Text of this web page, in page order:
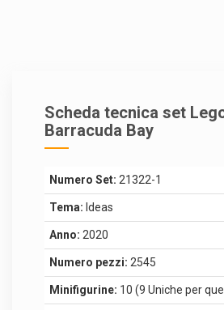
Scheda tecnica set
Barracuda Bay
Numero Set: 21322-1
Tema: Ideas
Anno: 2020
Numero pezzi: 2545
Minifigurine: 10 (9 Uniche per